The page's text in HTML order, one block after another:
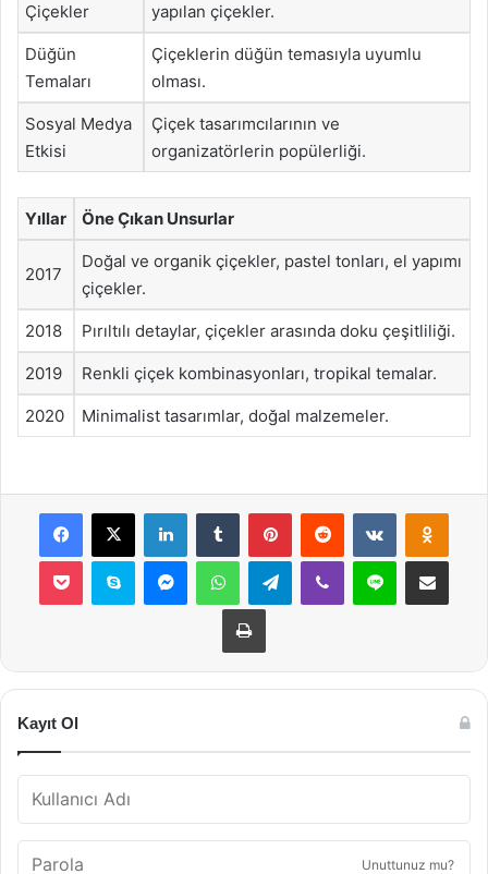
Çiçekler
yapılan çiçekler.
Düğün
Temaları
Çiçeklerin düğün temasıyla uyumlu
olması.
Sosyal Medya
Etkisi
Çiçek tasarımcılarının ve
organizatörlerin popülerliği.
Yıllar Öne Çıkan Unsurlar
2017
Doğal ve organik çiçekler, pastel tonları, el yapımı
çiçekler.
2018 Pırıltılı detaylar, çiçekler arasında doku çeşitliliği.
2019 Renkli çiçek kombinasyonları, tropikal temalar.
2020 Minimalist tasarımlar, doğal malzemeler.
Facebook
X LinkedInTumblr PinterestReddit VKontakte
Pocket Skype MessengerWhatsAppTelegramViber Line E-Posta ile
Yazdır
Kayıt Ol
Unuttunuz mu?